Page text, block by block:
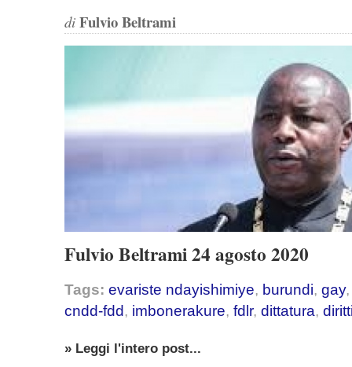
di Fulvio Beltrami
Fulvio Beltrami 24 agosto 2020
Tags: evariste ndayishimiye, burundi, gay
cndd-fdd, imbonerakure, fdlr, dittatura,
» Leggi l'intero post...